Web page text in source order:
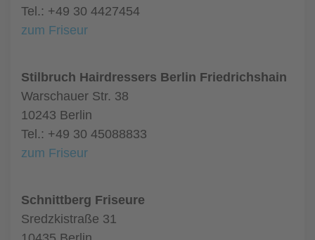
Tel.: +49 30 4427454
zum Friseur
Stilbruch Hairdressers Berlin Friedrichshain
Warschauer Str. 38
10243 Berlin
Tel.: +49 30 45088833
zum Friseur
Schnittberg Friseure
Sredzkistraße 31